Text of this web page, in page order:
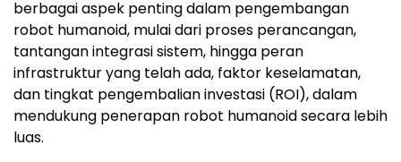
berbagai aspek penting dalam pengembangan
robot humanoid, mulai dari proses perancangan,
tantangan integrasi sistem, hingga peran
infrastruktur yang telah ada, faktor keselamatan,
dan tingkat pengembalian investasi (ROI), dalam
mendukung penerapan robot humanoid secara lebih
luas.